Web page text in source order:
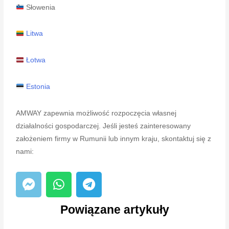
Słowenia
Litwa
Łotwa
Estonia
AMWAY zapewnia możliwość rozpoczęcia własnej
działalności gospodarczej. Jeśli jesteś zainteresowany
założeniem firmy w Rumunii lub innym kraju, skontaktuj się z
nami:
Powiązane artykuły